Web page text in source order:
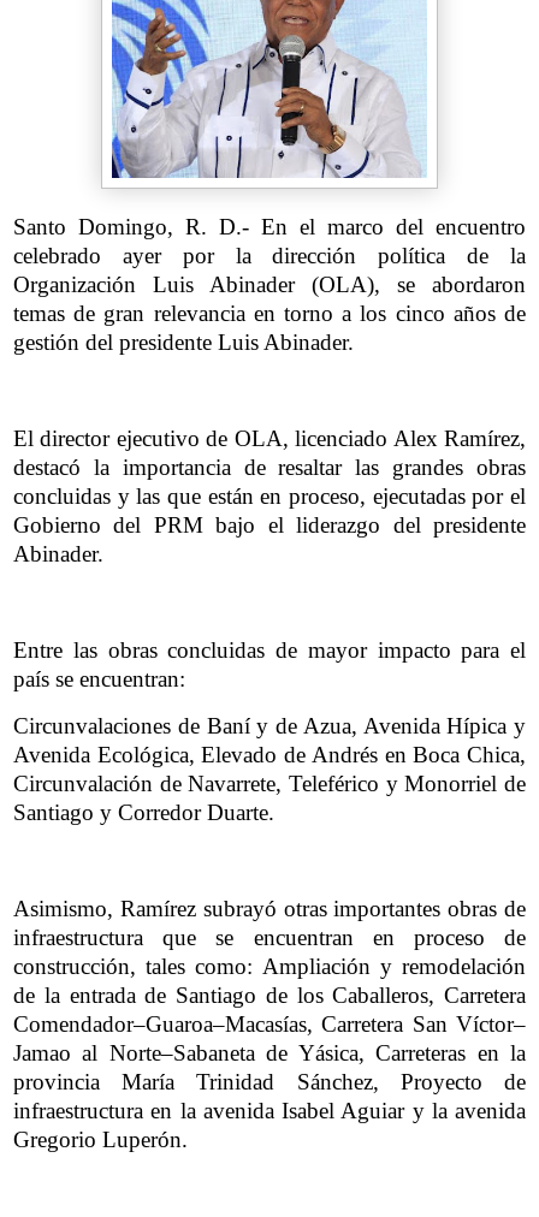
Santo Domingo, R. D.- En el marco del encuentro
celebrado ayer por la dirección política de la
Organización Luis Abinader (OLA), se abordaron
temas de gran relevancia en torno a los cinco años de
gestión del presidente Luis Abinader.
El director ejecutivo de OLA, licenciado Alex Ramírez,
destacó la importancia de resaltar las grandes obras
concluidas y las que están en proceso, ejecutadas por el
Gobierno del PRM bajo el liderazgo del presidente
Abinader.
Entre las obras concluidas de mayor impacto para el
país se encuentran:
Circunvalaciones de Baní y de Azua, Avenida Hípica y
Avenida Ecológica, Elevado de Andrés en Boca Chica,
Circunvalación de Navarrete, Teleférico y Monorriel de
Santiago y Corredor Duarte.
Asimismo, Ramírez subrayó otras importantes obras de
infraestructura que se encuentran en proceso de
construcción, tales como: Ampliación y remodelación
de la entrada de Santiago de los Caballeros, Carretera
Comendador–Guaroa–Macasías, Carretera San Víctor–
Jamao al Norte–Sabaneta de Yásica, Carreteras en la
provincia María Trinidad Sánchez, Proyecto de
infraestructura en la avenida Isabel Aguiar y la avenida
Gregorio Luperón.